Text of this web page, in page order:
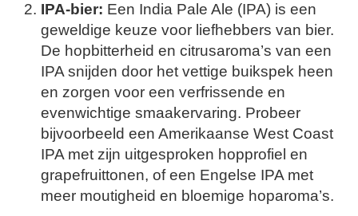
IPA-bier: Een India Pale Ale (IPA) is een
geweldige keuze voor liefhebbers van bier.
De hopbitterheid en citrusaroma’s van een
IPA snijden door het vettige buikspek heen
en zorgen voor een verfrissende en
evenwichtige smaakervaring. Probeer
bijvoorbeeld een Amerikaanse West Coast
IPA met zijn uitgesproken hopprofiel en
grapefruittonen, of een Engelse IPA met
meer moutigheid en bloemige hoparoma’s.